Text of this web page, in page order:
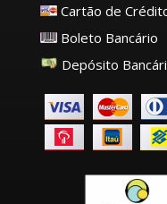
Cartão de
Boleto Bancário
Depósito